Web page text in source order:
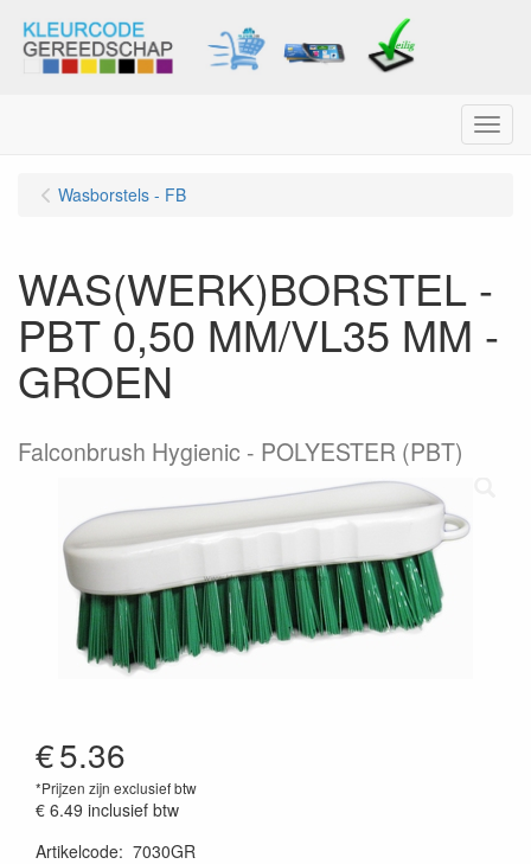
Menu
Wasborstels - FB
WAS(WERK)BORSTEL -
PBT 0,50 MM/VL35 MM -
GROEN
Falconbrush Hygienic - POLYESTER (PBT)
€5.36
*Prijzen zijn exclusief btw
€ 6.49 inclusief btw
Artikelcode: 7030GR